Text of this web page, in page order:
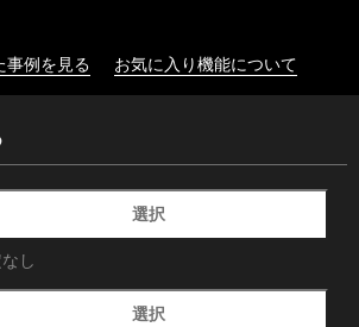
例を見る お気に入り機能について
選択
し
選択